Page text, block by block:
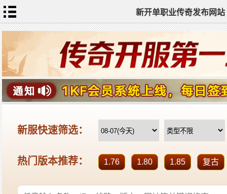
新开单职业传奇发布网站
网
站
首
页
单
职
业
传
奇
迷
失
传
奇
神
器
单
职
业
打
金
传
奇
sf
新
开
单
职
业
传
奇
全
站
标
签